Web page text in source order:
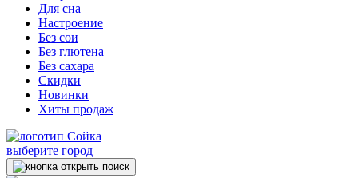
Для сна
Настроение
Без сои
Без глютена
Без сахара
Скидки
Новинки
Хиты продаж
выберите город